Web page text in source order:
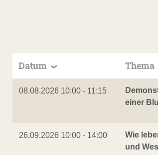
Datum Thema
08.08.2026 10:00 - 11:15
einer
26.09.2026 10:00 - 14:00
Wie
und